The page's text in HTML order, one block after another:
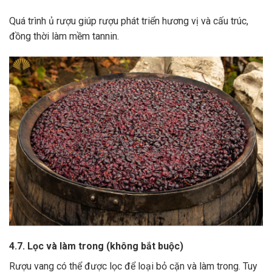
Quá trình ủ rượu giúp rượu phát triển hương vị và cấu trúc,
đồng thời làm mềm tannin.
4.7. Lọc và làm trong (không bắt buộc)
Rượu vang có thể được lọc để loại bỏ cặn và làm trong. Tuy